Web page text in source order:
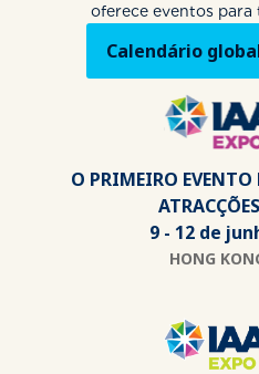
oferece eventos para
Calendário
O PRIMEIRO
9 - 12 de
HONG